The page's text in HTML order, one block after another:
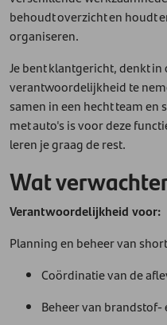
behoudt overzicht en houdt
organiseren.
Je bent klantgericht, denkt
verantwoordelijkheid te
samen in een hecht team
met auto's is voor deze
leren je graag de rest.
Wat
Verantwoordelijkheid voor:
Planning en beheer van
Coördinatie van de
Beheer van brandstof-